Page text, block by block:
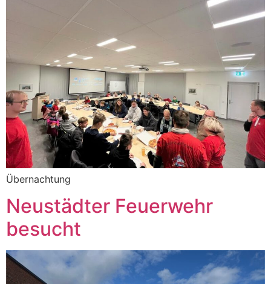
Übernachtung
Neustädter Feuerwehr
besucht